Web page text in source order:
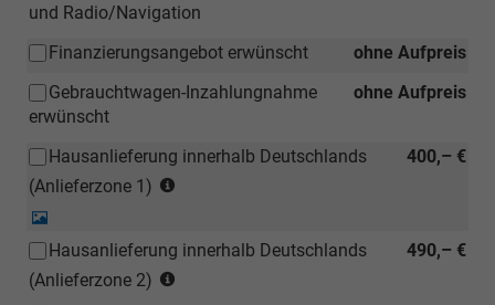
und Radio/Navigation
ohne Aufpreis
Finanzierungsangebot erwünscht
ohne Aufpreis
Gebrauchtwagen-Inzahlungnahme
erwünscht
400,– €
Hausanlieferung innerhalb Deutschlands
(Anlieferzone 1)
(ausgenommen
490,– €
Hausanlieferung innerhalb Deutschlands
(Anlieferzone 2)